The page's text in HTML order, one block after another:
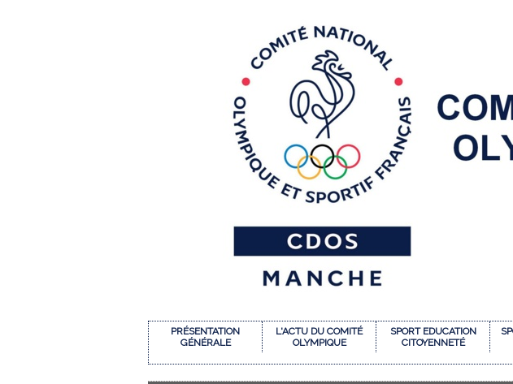
PRÉSENTATION
GÉNÉRALE
L'ACTU DU COMITÉ
OLYMPIQUE
SPORT EDUCATION
CITOYENNETÉ